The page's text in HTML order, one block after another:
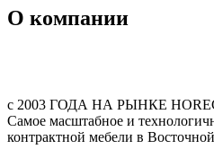
О компании
с 2003 ГОДА НА РЫНКЕ
Cамое масштабное и
контрактной мебели в